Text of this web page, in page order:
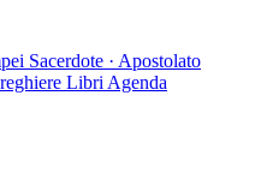
Sacerdote · Apostolato
Libri Agenda